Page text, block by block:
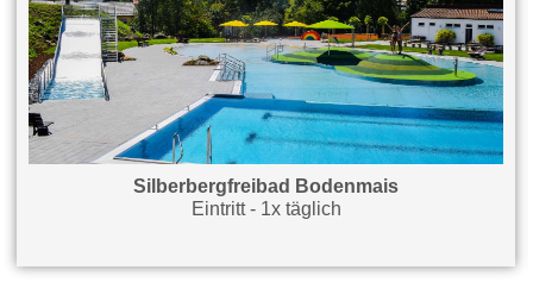
Silberbergfreibad Bodenmais
Eintritt - 1x täglich